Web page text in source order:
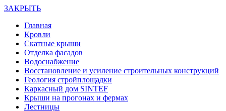
ЗАКРЫТЬ
Главная
Кровли
Скатные крыши
Отделка фасадов
Водоснабжение
Восстановление и усиление строительных конструкций
Геология стройплощадки
Каркасный дом SINTEF
Крыши на прогонах и фермах
Лестницы